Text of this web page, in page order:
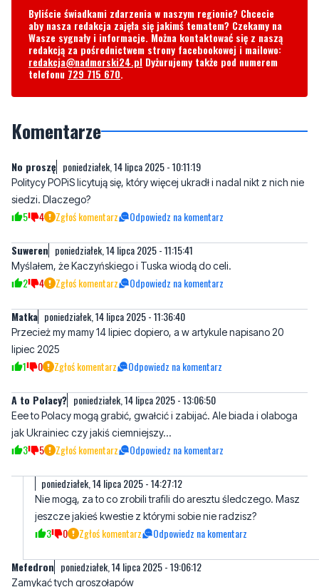
redakcja@nadmorski24.plDyżurujemy także pod numerem
telefonu729 715 670.
Komentarze
Politycy POPiS licytują się, który więcej ukradł i nadal nikt z nich nie
5 4 Zgłoś komentarz Odpowiedz na komentarz
Suweren poniedziałek, 14 lipca 2025 - 11:15:41
Myślałem, że Kaczyńskiego i Tuska wiodą do celi.
Matka poniedziałek, 14 lipca 2025 - 11:36:40
Przecież my mamy 14 lipiec dopiero, a w artykule napisano 20
1 0 Zgłoś komentarz Odpowiedz na komentarz
A to Polacy?
Eee to Polacy mogą grabić, gwałcić i zabijać. Ale biada i olaboga
3 5 Zgłoś komentarz Odpowiedz na komentarz
poniedziałek, 14 lipca 2025 - 14:27:12
Nie mogą, za to co zrobili trafili do aresztu śledczego. Masz
3 0 Zgłoś komentarz Odpowiedz na komentarz
Mefedron poniedziałek, 14 lipca 2025 - 19:06:12
Zamykać tych groszołapów